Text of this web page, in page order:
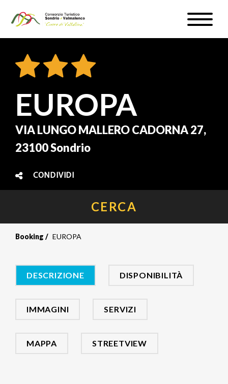
contenuto
principale
Toggle
WEBCAM & METEO
ISCRIVITI
IT
#InLOMBARDIA
EUROPA
VIA LUNGO MALLERO CADORNA 27,
23100 Sondrio
CONDIVIDI
CERCA
Booking EUROPA
DESCRIZIONE DISPONIBILITÀ
IMMAGINI SERVIZI
MAPPA STREETVIEW